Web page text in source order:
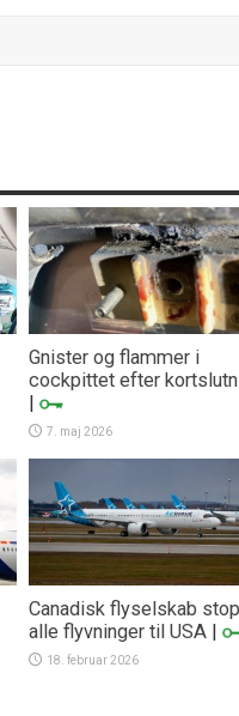
Gnister og flammer i
cockpittet efter
7. maj 2026
Canadisk flyselskab
alle flyvninger til USA
18. februar 2026